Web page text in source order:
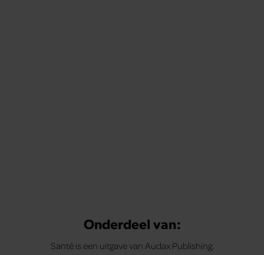
Onderdeel van:
Santé is een uitgave van Audax Publishing.